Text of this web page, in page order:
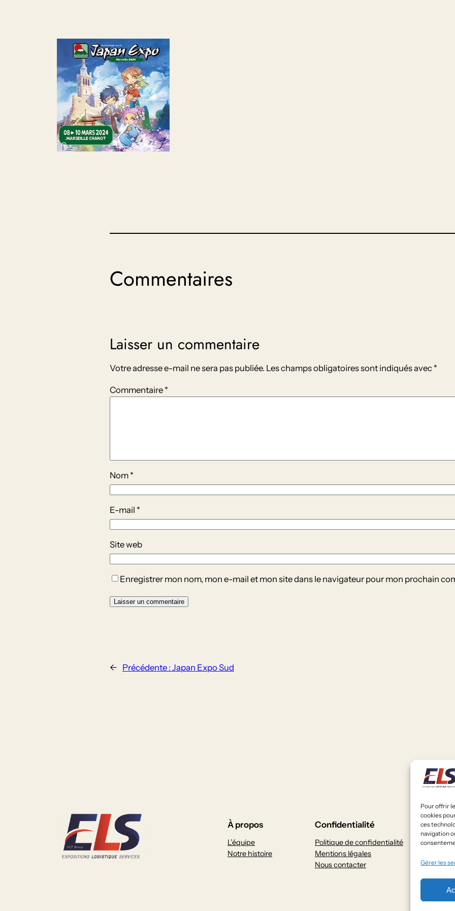
Pour offrir
cookies
ces
navigation
Gérer les
Commentaires
Laisser un commentaire
Votre adresse e-mail ne sera pas publiée. Les champs obligatoires sont indiqués avec *
Commentaire *
Nom *
E-mail *
Site web
Enregistrer mon nom, mon e-mail et mon site dans le navigateur pour mon prochain
← Précédente : Japan Expo Sud
À propos
L’équipe
Notre histoire
Confidentialité
Politique de confidentialité
Mentions légales
Nous contacter